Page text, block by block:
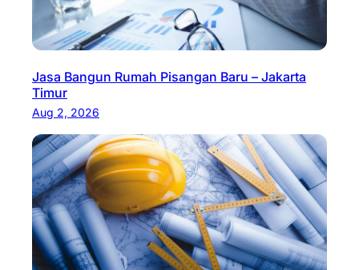
Jasa Bangun Rumah Pisangan Baru – Jakarta
Timur
Aug 2, 2026